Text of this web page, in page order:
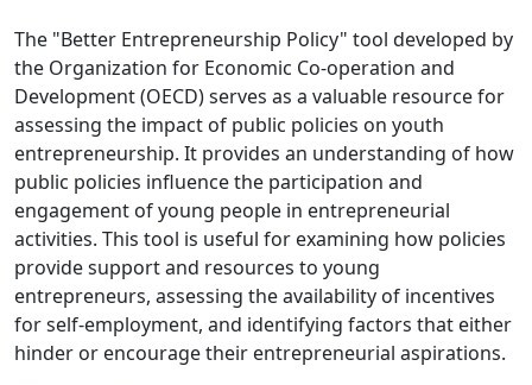
The "Better Entrepreneurship Policy" tool developed by
the Organization for Economic Co-operation and
Development (OECD) serves as a valuable resource for
assessing the impact of public policies on youth
entrepreneurship. It provides an understanding of how
public policies influence the participation and
engagement of young people in entrepreneurial
activities. This tool is useful for examining how policies
provide support and resources to young
entrepreneurs, assessing the availability of incentives
for self-employment, and identifying factors that either
hinder or encourage their entrepreneurial aspirations.